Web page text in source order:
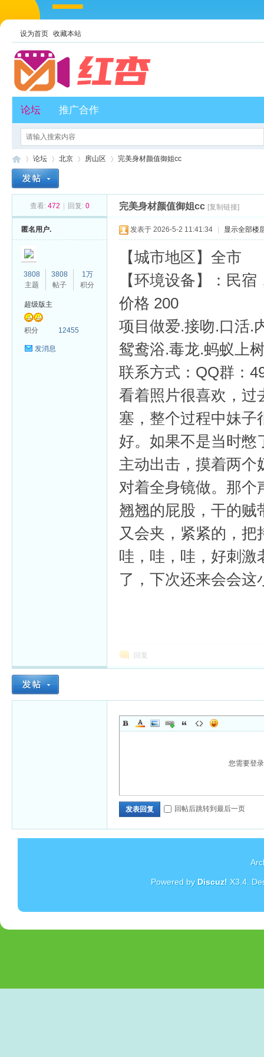
设为首页 收藏本站
论坛 推广合作
论坛
›
北京
›
房山区 完美身材颜值御姐cc
查看: 472 回复: 0 完美身材颜值御姐cc [复制链接]
匿名用户.
3808
主题
3808
帖子
1万
积分
超级版主
积分 12455
发消息
发表于 2026-5-2 11:41:34 显示全部楼
【城市地区】全市
【环境设备】：民
价格 200
项目做爱.接吻.口活.
鸳鸯浴.毒龙.蚂蚁上
联系方式：QQ群：
看着照片很喜欢，过
塞，整个过程中妹子
好。如果不是当时憋
主动出击，摸着两个
对着全身镜做。那个
翘翘的屁股，干的贼
又会夹，紧紧的，
哇，哇，哇，好刺激
了，下次还来会会这
回复
您需要登
发表回复 回帖后跳转到最后一页
Powered by Discuz! X3.4.